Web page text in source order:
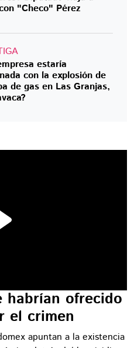
"Checo" Pérez
estaría
con la explosión de
de gas en Las Granjas,
habrían ofrecido
el crimen
apuntan a la existencia